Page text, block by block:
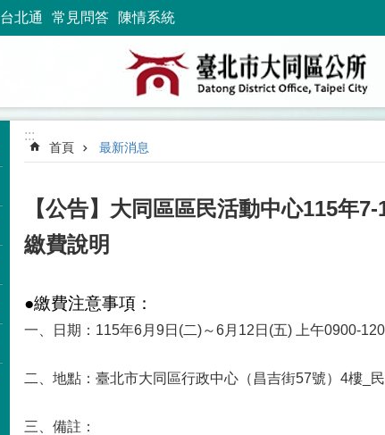
台北通 常見問答 陳情系統
:::
首頁 最新消息
【公告】大同區區民活動中心115年
繳費說明
●繳費注意事項：
一、日期：115年6月9日(二)～6月12日(五) 上午0900-
二、地點：臺北市大同區行政中心（昌吉街57號）4樓_
三、備註：